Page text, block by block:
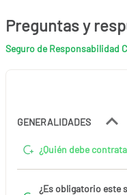
Preguntas y
Seguro de Responsabilidad
GENERALIDADES
¿Quién debe
¿Es obligatorio este